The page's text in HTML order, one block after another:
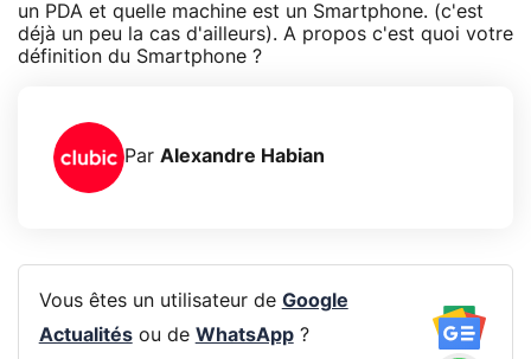
un PDA et quelle machine est un Smartphone. (c'est
déjà un peu la cas d'ailleurs). A propos c'est quoi votre
définition du Smartphone ?
Par Alexandre Habian
Vous êtes un utilisateur de Google
Actualitésou de WhatsApp?